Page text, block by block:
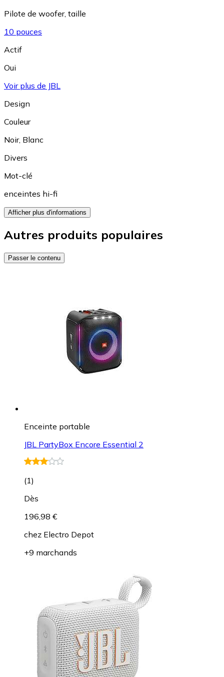
Pilote de woofer, taille
10 pouces
Actif
Oui
Voir plus de JBL
Design
Couleur
Noir, Blanc
Divers
Mot-clé
enceintes hi-fi
Afficher plus d'informations
Autres produits populaires
Passer le contenu
Enceinte portable
JBL PartyBox Encore Essential 2
(1)
Dès
196,98 €
chez Electro Depot
+9 marchands